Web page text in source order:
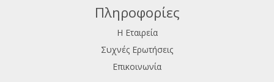
Πληροφορίες
Η Εταιρεία
Συχνές Ερωτήσεις
Επικοινωνία